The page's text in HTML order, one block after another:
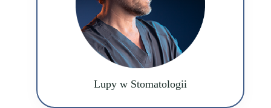
Lupy w Stomatologii